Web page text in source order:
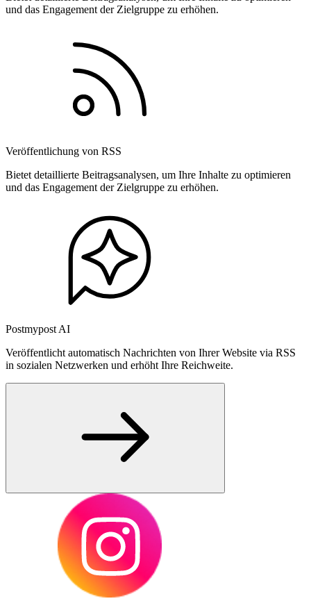
und das Engagement der Zielgruppe zu erhöhen.
Veröffentlichung von RSS
Bietet detaillierte Beitragsanalysen, um Ihre Inhalte zu optimieren
und das Engagement der Zielgruppe zu erhöhen.
Postmypost AI
Veröffentlicht automatisch Nachrichten von Ihrer Website via RSS
in sozialen Netzwerken und erhöht Ihre Reichweite.